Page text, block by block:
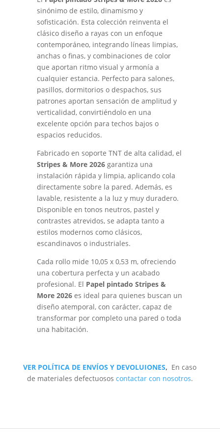
sinónimo de estilo, dinamismo y
sofisticación. Esta colección reinventa el
clásico diseño a rayas con un enfoque
contemporáneo, integrando líneas limpias,
anchas o finas, y combinaciones de color
que aportan ritmo visual y armonía a
cualquier estancia. Perfecto para salones,
pasillos, dormitorios o despachos, sus
patrones aportan sensación de amplitud y
verticalidad, convirtiéndolo en una
excelente opción para techos bajos o
espacios reducidos.
Fabricado en soporte TNT de alta calidad, el
Stripes & More 2026garantiza una
instalación rápida y limpia, aplicando cola
directamente sobre la pared. Además, es
lavable, resistente a la luz y muy duradero.
Disponible en tonos neutros, pastel y
contrastes atrevidos, se adapta tanto a
estilos modernos como clásicos,
escandinavos o industriales.
Cada rollo mide 10,05 x 0,53 m, ofreciendo
una cobertura perfecta y un acabado
profesional. El Papel pintado Stripes &
More 2026es ideal para quienes buscan un
diseño atemporal, con carácter, capaz de
transformar por completo una pared o toda
una habitación.
VER POLÍTICA DE ENVÍOS Y DEVOLUIONES, En caso
de materiales defectuosos contactar con nosotros.